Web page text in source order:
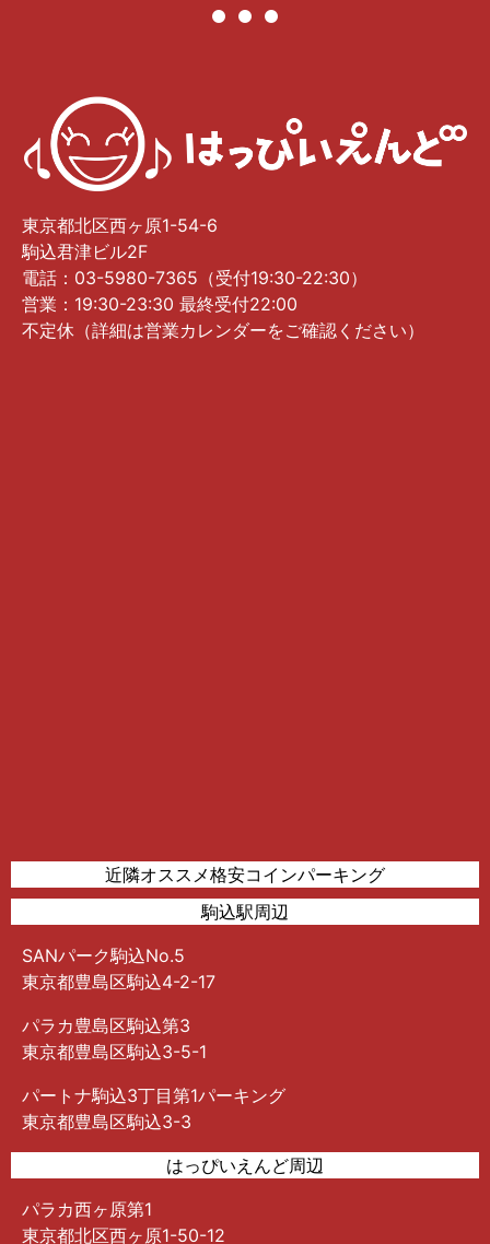
東京都北区西ヶ原1-54-6
駒込君津ビル2F
電話：03-5980-7365（受付19:30-22:30）
営業：19:30-23:30 最終受付22:00
不定休（詳細は営業カレンダーをご確認ください）
近隣オススメ格安コインパーキング
駒込駅周辺
SANパーク駒込No.5
東京都豊島区駒込4-2-17
パラカ豊島区駒込第3
東京都豊島区駒込3-5-1
パートナ駒込3丁目第1パーキング
東京都豊島区駒込3-3
はっぴいえんど周辺
パラカ西ヶ原第1
東京都北区西ヶ原1-50-12